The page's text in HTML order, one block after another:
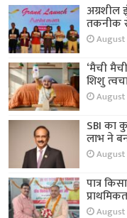
अग्रशील
तकनीक
August
‘मैची
शिशु
August
SBI का
लाभ ने
August
पात्र
August